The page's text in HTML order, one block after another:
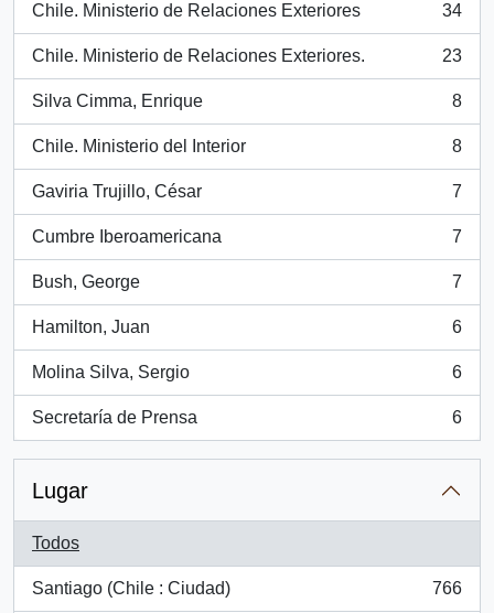
Chile. Ministerio de Relaciones Exteriores
, 34 resultados
34
Chile. Ministerio de Relaciones Exteriores.
, 23 resultados
23
Silva Cimma, Enrique
, 8 resultados
8
Chile. Ministerio del Interior
, 8 resultados
8
Gaviria Trujillo, César
, 7 resultados
7
Cumbre Iberoamericana
, 7 resultados
7
Bush, George
, 7 resultados
7
Hamilton, Juan
, 6 resultados
6
Molina Silva, Sergio
, 6 resultados
6
Secretaría de Prensa
, 6 resultados
6
Lugar
Todos
Santiago (Chile : Ciudad)
, 766 resultados
766